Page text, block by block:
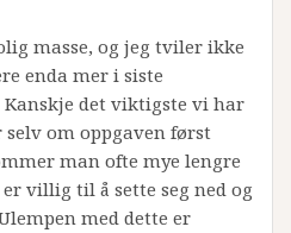
masse, og jeg tviler ikke
enda mer i siste
det viktigste vi har
om oppgaven først
man ofte mye lengre
villig til å sette seg ned og
med dette er